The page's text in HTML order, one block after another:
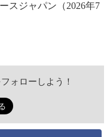
スジャパン（2026年7
フォローしよう！